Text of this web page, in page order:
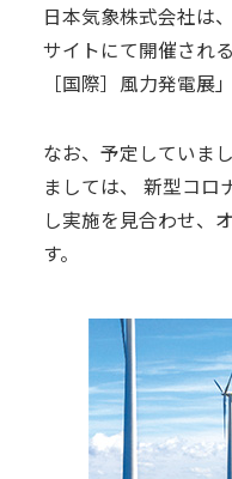
2023年
2022年
2020年
企業情報
会社概要
日本気象の歴史
オフィス
環境・サステナビ
日本気象株式会社は
サイトにて開催され
［国際］風力発電展
なお、予定していま
ましては、 新型コロ
し実施を見合わせ、
す。